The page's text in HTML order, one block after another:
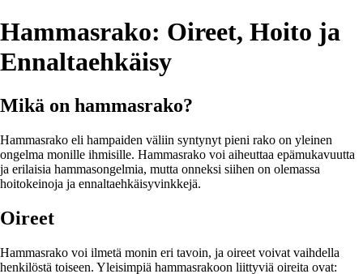
Hammasrako: Oireet, Hoito ja
Ennaltaehkäisy
Mikä on hammasrako?
Hammasrako eli hampaiden väliin syntynyt pieni rako on yleinen
ongelma monille ihmisille. Hammasrako voi aiheuttaa epämukavuutta
ja erilaisia hammasongelmia, mutta onneksi siihen on olemassa
hoitokeinoja ja ennaltaehkäisyvinkkejä.
Oireet
Hammasrako voi ilmetä monin eri tavoin, ja oireet voivat vaihdella
henkilöstä toiseen. Yleisimpiä hammasrakoon liittyviä oireita ovat: